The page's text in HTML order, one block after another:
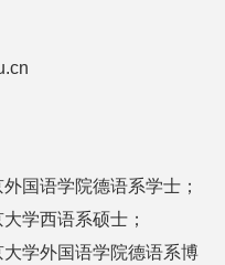
国语学院德语系学士；
学西语系硕士；
学外国语学院德语系博